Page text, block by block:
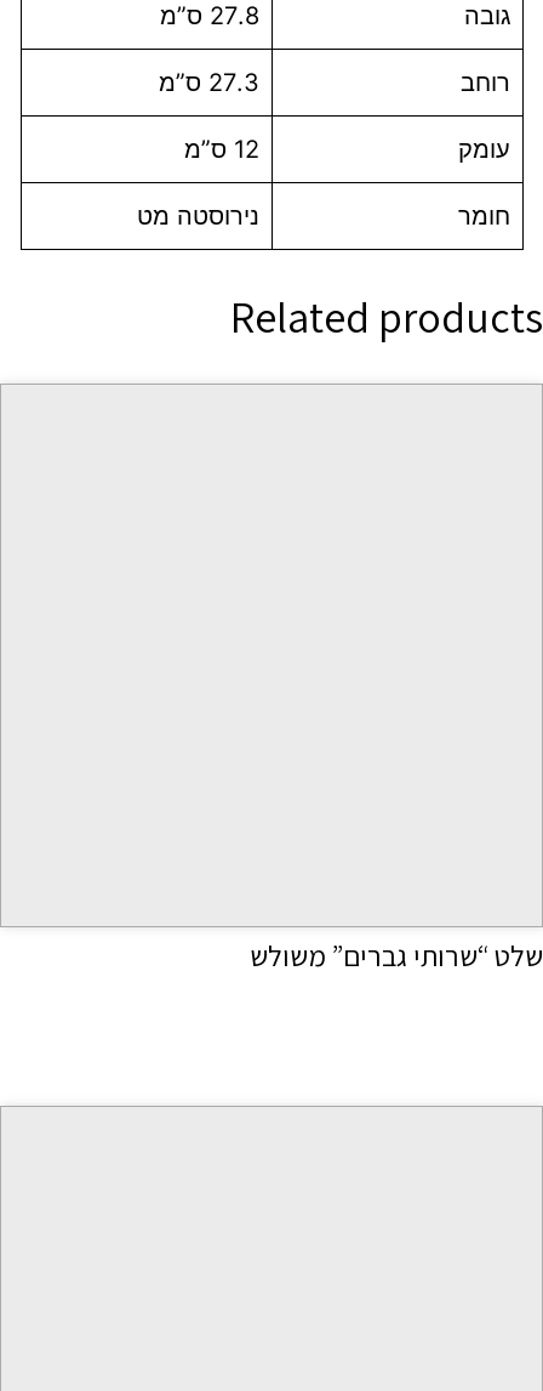
גובה 27.8 ס”מ
רוחב 27.3 ס”מ
עומק 12 ס”מ
חומר נירוסטה מט
Related products
שלט “שרותי גברים” משולש